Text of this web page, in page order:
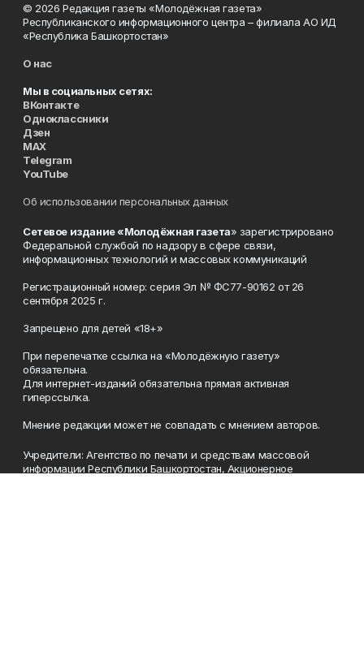
© 2026 Редакция газеты «Молодёжная газета»
Республиканского информационного центра – филиала АО ИД
«Республика Башкортостан»
О нас
Мы в социальных сетях:
ВКонтакте
Одноклассники
Дзен
MAX
Telegram
YouTube
Об использовании персональных данных
Сетевое издание «Молодёжная газета» зарегистрировано
Федеральной службой по надзору в сфере связи,
информационных технологий и массовых коммуникаций
Регистрационный номер: серия Эл № ФС77-90162 от 26
сентября 2025 г.
Запрещено для детей «18+»
При перепечатке ссылка на «Молодёжную газету»
обязательна.
Для интернет-изданий обязательна прямая активная
гиперссылка.
Мнение редакции может не совпадать с мнением авторов.
Учредители: Агентство по печати и средствам массовой
информации Республики Башкортостан, Акционерное